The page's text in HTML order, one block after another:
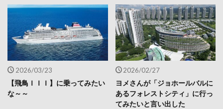
2026/03/23
【飛鳥ＩＩＩ】に乗ってみたい
な～～
2026/02/27
ヨメさんが「ジョホールバルに
あるフォレストシティ」に行っ
てみたいと言い出した